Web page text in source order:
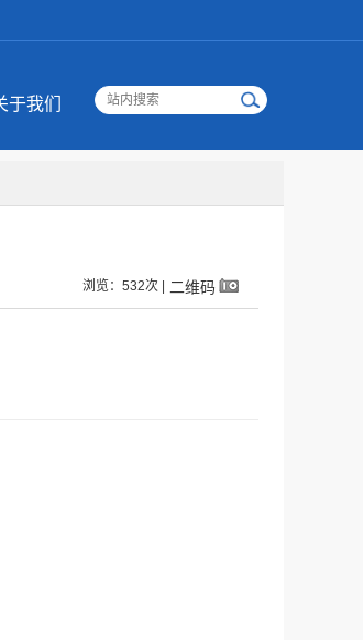
于我们
浏览：532次 | 二维码